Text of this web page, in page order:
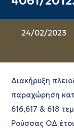
24/02/2023
Διακήρυξη
παραχώρηση
616,617 & 618
Ρούσσας ΟΔ